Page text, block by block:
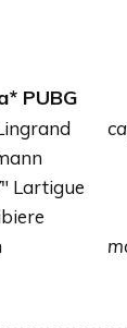
PUBG
" Lartigue